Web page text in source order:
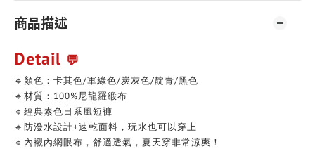
商品描述
Detail 💬
🔹顏色：卡其色/軍綠色/炭灰色/靛青/黑色
🔹材質：100%尼龍羅緞布
🔹經典素色日系風短褲
🔹防潑水設計+速乾面料，玩水也可以穿上
🔹內襯內網眼布，舒適透氣，夏天穿非常涼爽！